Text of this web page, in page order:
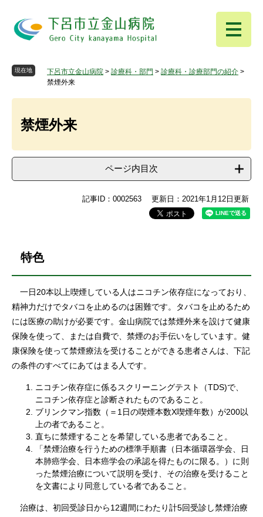
現在地 下呂市立金山病院 > 診療科・部門 > 診療科・診療部門の紹介 >
禁煙外来
禁煙外来
ページ内目次
記事ID：0002563 更新日：2021年1月12日更新
特色
一日20本以上喫煙している人はニコチン依存症になっており、
精神力だけでタバコを止めるのは困難です。タバコを止めるため
には医療の助けが必要です。金山病院では禁煙外来を設けて健康
保険を使って、または自費で、禁煙のお手伝いをしています。健
康保険を使って禁煙療法を受けることができる患者さんは、下記
の条件のすべてにあてはまる人です。
ニコチン依存症に係るスクリーニングテスト（TDS)で、
ニコチン依存症と診断されたものであること。
ブリンクマン指数（＝1日の喫煙本数X喫煙年数）が200以
上の者であること。
直ちに禁煙することを希望している患者であること。
「禁煙治療を行うための標準手順書（日本循環器学会、日
本肺癌学会、日本癌学会の承認を得たものに限る。）に則
った禁煙治療について説明を受け、その治療を受けること
を文書により同意している者であること。
治療は、初回受診日から12週間にわたり計5回受診し禁煙治療